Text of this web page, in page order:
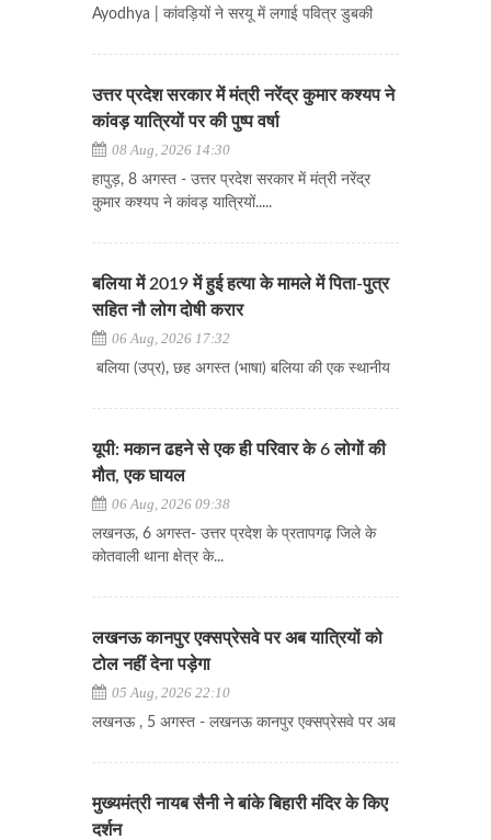
Ayodhya | कांवड़ियों ने सरयू में लगाई पवित्र डुबकी
उत्तर प्रदेश सरकार में मंत्री नरेंद्र कुमार कश्यप ने
कांवड़ यात्रियों पर की पुष्प वर्षा
08 Aug, 2026 14:30
हापुड़, 8 अगस्त - उत्तर प्रदेश सरकार में मंत्री नरेंद्र
कुमार कश्यप ने कांवड़ यात्रियों.....
बलिया में 2019 में हुई हत्या के मामले में पिता-पुत्र
सहित नौ लोग दोषी करार
06 Aug, 2026 17:32
बलिया (उप्र), छह अगस्त (भाषा) बलिया की एक स्थानीय
यूपी: मकान ढहने से एक ही परिवार के 6 लोगों की
मौत, एक घायल
06 Aug, 2026 09:38
लखनऊ, 6 अगस्त- उत्तर प्रदेश के प्रतापगढ़ जिले के
कोतवाली थाना क्षेत्र के...
लखनऊ कानपुर एक्सप्रेसवे पर अब यात्रियों को
टोल नहीं देना पड़ेगा
05 Aug, 2026 22:10
लखनऊ , 5 अगस्त - लखनऊ कानपुर एक्सप्रेसवे पर अब
मुख्यमंत्री नायब सैनी ने बांके बिहारी मंदिर के किए
दर्शन